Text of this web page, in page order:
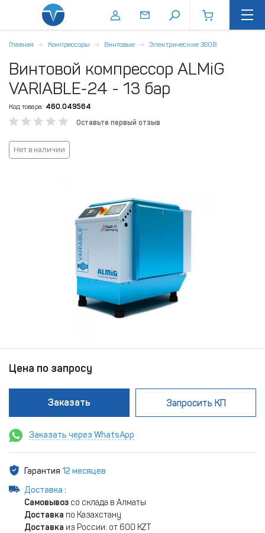
Главная Компрессоры Винтовые Электрические 380В
Винтовой компрессор ALMiG
VARIABLE-24 - 13 бар
Код товара: 460.049564
Оставьте первый отзыв
Нет в наличии
Цена по запросу
Заказать Запросить КП
Заказать через WhatsApp
Гарантия 12 месяцев
Доставка :
Самовывоз со склада в Алматы
Доставка по Казахстану
Доставка из России: от 600 KZT